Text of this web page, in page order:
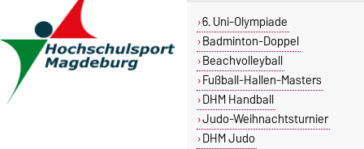
6. Uni-Olympiade
Badminton-Doppel
Beachvolleyball
Fußball-Hallen-Masters
DHM Handball
Judo-Weihnachtsturnier
DHM Judo